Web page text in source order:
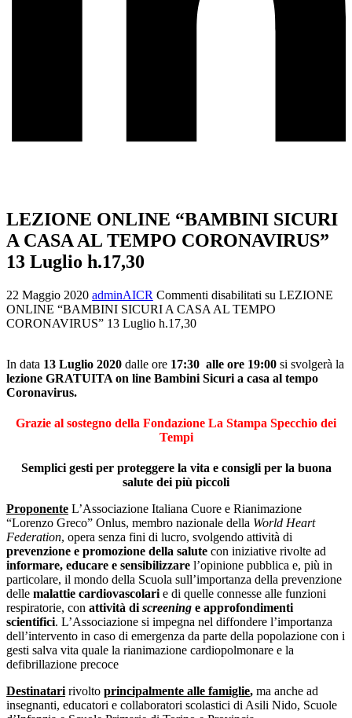
LEZIONE ONLINE “BAMBINI SICURI
A CASA AL TEMPO CORONAVIRUS”
13 Luglio h.17,30
22 Maggio 2020 adminAICR Commenti disabilitati su LEZIONE
ONLINE “BAMBINI SICURI A CASA AL TEMPO
CORONAVIRUS” 13 Luglio h.17,30
In data 13 Luglio 2020 dalle ore 17:30 alle ore 19:00 si svolgerà la
lezione GRATUITA on line Bambini Sicuri a casa al tempo
Coronavirus.
Grazie al sostegno della Fondazione La Stampa Specchio dei
Tempi
Semplici gesti per proteggere la vita e consigli per la buona
salute dei più piccoli
Proponente L’Associazione Italiana Cuore e Rianimazione
“Lorenzo Greco” Onlus, membro nazionale della World Heart
Federation, opera senza fini di lucro, svolgendo attività di
prevenzione e promozione della salute con iniziative rivolte ad
informare, educare e sensibilizzare l’opinione pubblica e, più in
particolare, il mondo della Scuola sull’importanza della prevenzione
delle malattie cardiovascolari e di quelle connesse alle funzioni
respiratorie, con attività di screening e approfondimenti
scientifici. L’Associazione si impegna nel diffondere l’importanza
dell’intervento in caso di emergenza da parte della popolazione con i
gesti salva vita quale la rianimazione cardiopolmonare e la
defibrillazione precoce
Destinatari rivolto principalmente alle famiglie, ma anche ad
insegnanti, educatori e collaboratori scolastici di Asili Nido, Scuole